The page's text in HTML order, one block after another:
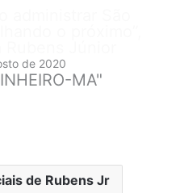
de 2020
MA"
de Rubens Jr